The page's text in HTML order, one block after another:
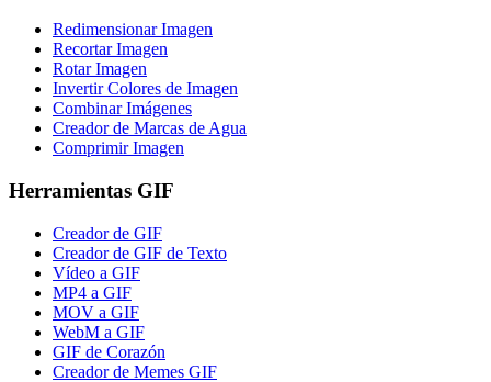
Redimensionar Imagen
Recortar Imagen
Rotar Imagen
Invertir Colores de Imagen
Combinar Imágenes
Creador de Marcas de Agua
Comprimir Imagen
Herramientas GIF
Creador de GIF
Creador de GIF de Texto
Vídeo a GIF
MP4 a GIF
MOV a GIF
WebM a GIF
GIF de Corazón
Creador de Memes GIF